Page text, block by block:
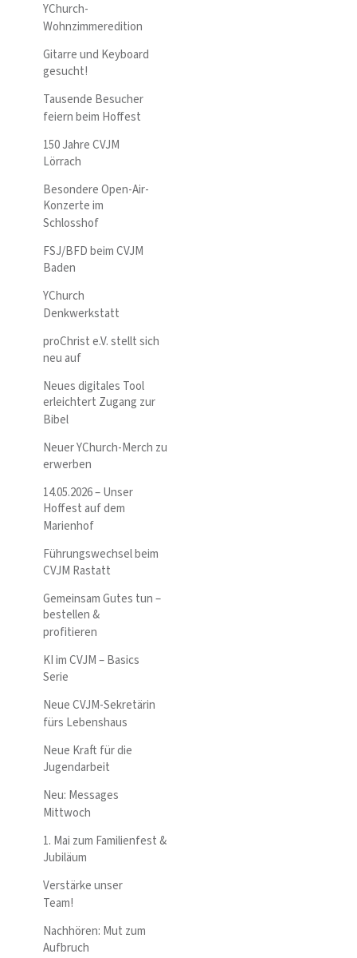
YChurch-
Wohnzimmeredition
Gitarre und Keyboard
gesucht!
Tausende Besucher
feiern beim Hoffest
150 Jahre CVJM
Lörrach
Besondere Open-Air-
Konzerte im
Schlosshof
FSJ/BFD beim CVJM
Baden
YChurch
Denkwerkstatt
proChrist e.V. stellt sich
neu auf
Neues digitales Tool
erleichtert Zugang zur
Bibel
Neuer YChurch-Merch zu
erwerben
14.05.2026 – Unser
Hoffest auf dem
Marienhof
Führungswechsel beim
CVJM Rastatt
Gemeinsam Gutes tun –
bestellen &
profitieren
KI im CVJM – Basics
Serie
Neue CVJM-Sekretärin
fürs Lebenshaus
Neue Kraft für die
Jugendarbeit
Neu: Messages
Mittwoch
1. Mai zum Familienfest &
Jubiläum
Verstärke unser
Team!
Nachhören: Mut zum
Aufbruch